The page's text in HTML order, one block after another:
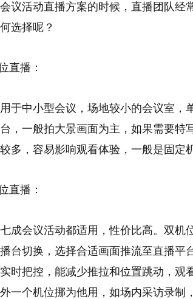
议活动直播方案的时候，直播团队经
选择呢？
直播：
于中小型会议，场地较小的会议室，
，一般拍大景画面为主，如果需要
多，容易影响观看体验，一般是固定
直播：
成会议活动都适用，性价比高。双机
台切换，选择合适画面推流至直播平
时把控，能减少推拉和位置跳动，观
一个机位挪为他用，如场内采访录制